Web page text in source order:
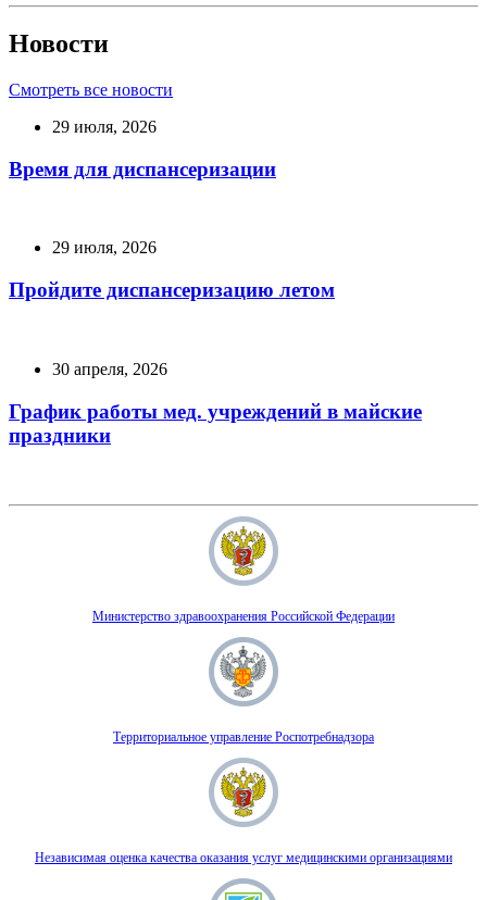
Новости
Смотреть все новости
29 июля, 2026
Время для диспансеризации
29 июля, 2026
Пройдите диспансеризацию летом
30 апреля, 2026
График работы мед. учреждений в майские
праздники
Министерство здравоохранения Российской Федерации
Территориальное управление Роспотребнадзора
Независимая оценка качества оказания услуг медицинскими организациями